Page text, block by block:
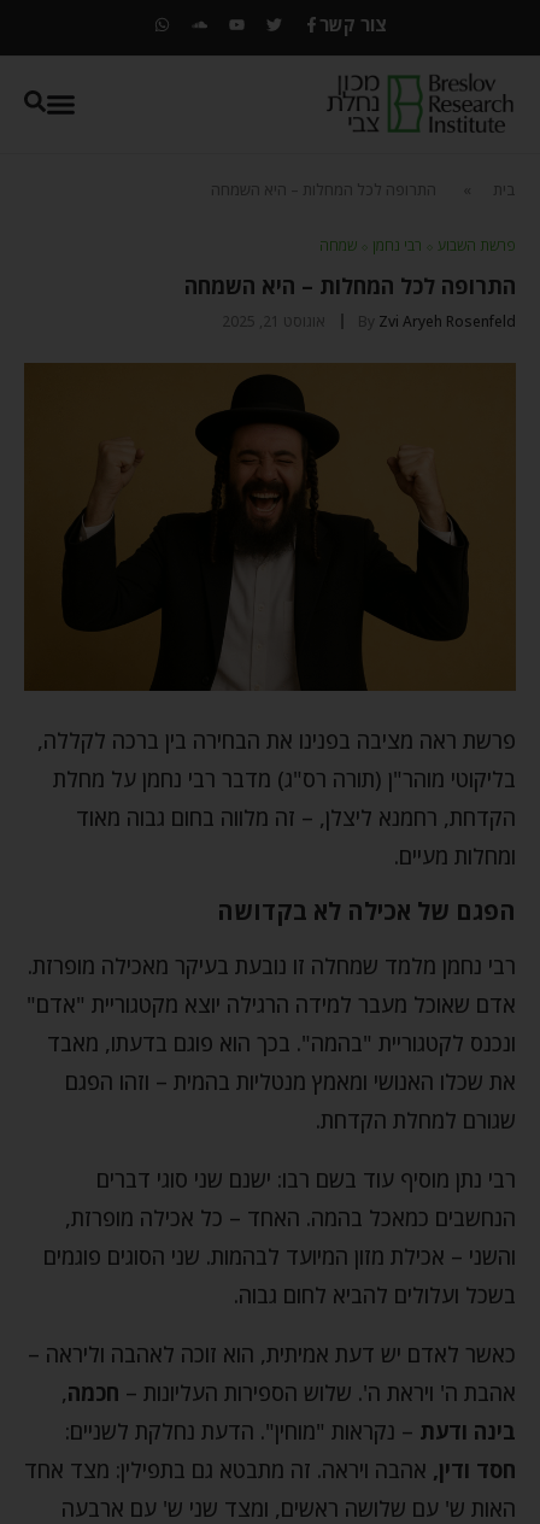
צור קשר
בית התרופה לכל המחלות – היא השמחה
פרשת השבוע ⬦ רבי נחמן ⬦ שמחה
התרופה לכל המחלות – היא השמחה
By Zvi Aryeh Rosenfeld אוגוסט 21, 2025
פרשת ראה מציבה בפנינו את הבחירה בין ברכה לקללה,
בליקוטי מוהר"ן (תורה רס"ג) מדבר רבי נחמן על מחלת
הקדחת, רחמנא ליצלן, – זה מלווה בחום גבוה מאוד
ומחלות מעיים.
הפגם של אכילה לא בקדושה
רבי נחמן מלמד שמחלה זו נובעת בעיקר מאכילה מופרזת.
אדם שאוכל מעבר למידה הרגילה יוצא מקטגוריית "אדם"
ונכנס לקטגוריית "בהמה". בכך הוא פוגם בדעתו, מאבד
את שכלו האנושי ומאמץ מנטליות בהמית – וזהו הפגם
שגורם למחלת הקדחת.
רבי נתן מוסיף עוד בשם רבו: ישנם שני סוגי דברים
הנחשבים כמאכל בהמה. האחד – כל אכילה מופרזת,
והשני – אכילת מזון המיועד לבהמות. שני הסוגים פוגמים
בשכל ועלולים להביא לחום גבוה.
כאשר לאדם יש דעת אמיתית, הוא זוכה לאהבה וליראה –
אהבת ה' ויראת ה'. שלוש הספירות העליונות – חכמה,
בינה ודעת – נקראות "מוחין". הדעת נחלקת לשניים:
חסד ודין, אהבה ויראה. זה מתבטא גם בתפילין: מצד אחד
האות ש' עם שלושה ראשים, ומצד שני ש' עם ארבעה